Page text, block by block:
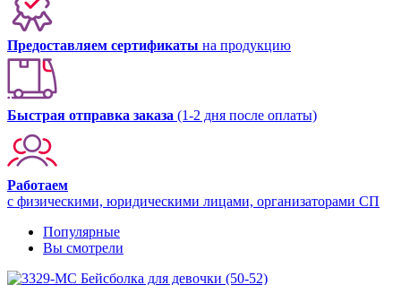
Предоставляем сертификаты на продукцию
Быстрая отправка заказа (1-2 дня после оплаты)
Работаем
с физическими, юридическими лицами, организаторами СП
Популярные
Вы смотрели